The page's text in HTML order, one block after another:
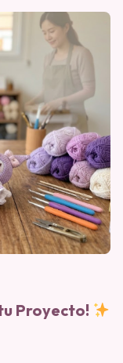
Proyecto!